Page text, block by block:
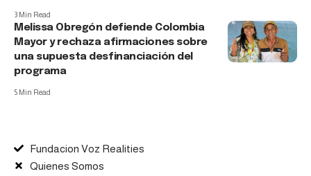
3 Min Read
Melissa Obregón defiende Colombia
Mayor y rechaza afirmaciones sobre
una supuesta desfinanciación del
programa
5 Min Read
Fundacion Voz Realities
Quienes Somos